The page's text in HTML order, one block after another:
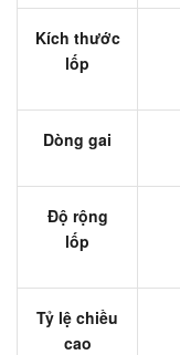
Kích thước
lốp
Dòng gai
Độ rộng
lốp
Tỷ lệ chiều
cao